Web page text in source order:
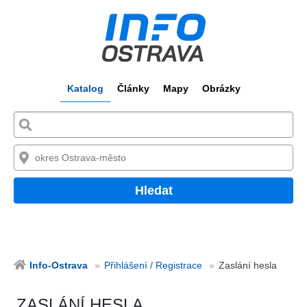
Katalog Články Mapy Obrázky
Hledat
Info-Ostrava Přihlášení / Registrace Zaslání hesla